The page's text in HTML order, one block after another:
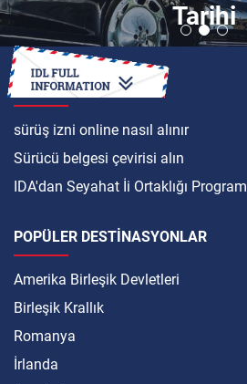
Tarihi
ULUSLARARASI
sürüş izni online nasıl alınır
Sürücü belgesi çevirisi alın
IDA'dan Seyahat İi Ortaklığı
POPÜLER DESTINASYONLAR
Amerika Birleşik Devletleri
Birleşik Krallık
Romanya
İrlanda